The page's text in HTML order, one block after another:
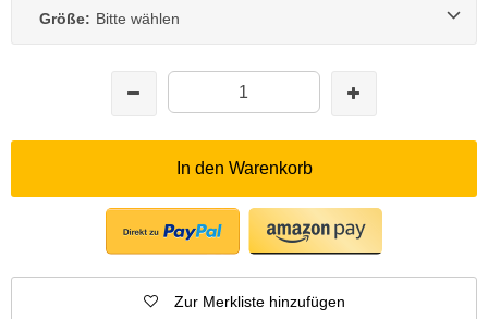
Größe: Bitte wählen
In den Warenkorb
Zur Merkliste hinzufügen